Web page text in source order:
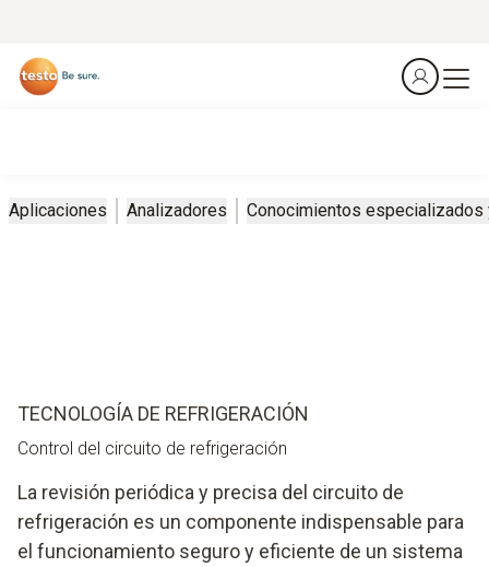
Aplicaciones Analizadores Conocimientos especializados
TECNOLOGÍA DE REFRIGERACIÓN
Control del circuito de refrigeración
La revisión periódica y precisa del circuito de
refrigeración es un componente indispensable para
el funcionamiento seguro y eficiente de un sistema